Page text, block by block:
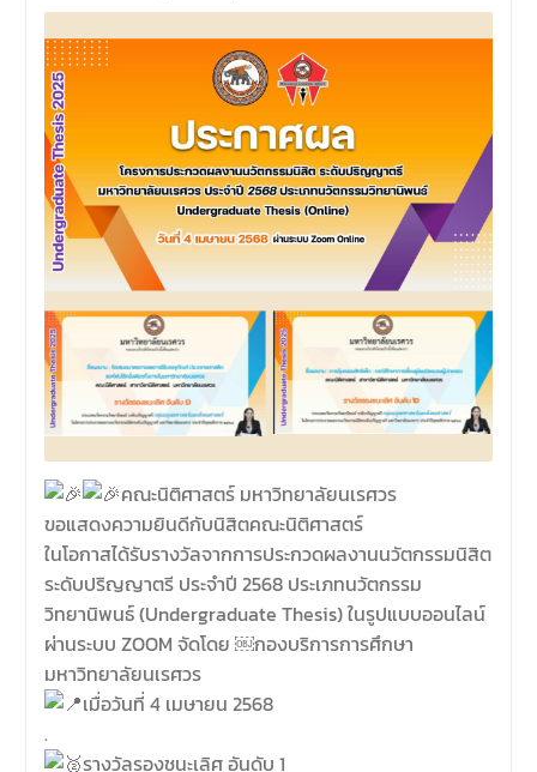
คณะนิติศาสตร์ มหาวิทยาลัยนเรศวร
ขอแสดงความยินดีกับนิสิตคณะนิติศาสตร์
ในโอกาสได้รับรางวัลจากการประกวดผลงานนวัตกรรมนิสิต
ระดับปริญญาตรี ประจำปี 2568 ประเภทนวัตกรรม
วิทยานิพนธ์ (Undergraduate Thesis) ในรูปแบบออนไลน์
ผ่านระบบ ZOOM จัดโดย ￼กองบริการการศึกษา
มหาวิทยาลัยนเรศวร
เมื่อวันที่ 4 เมษายน 2568
.
รางวัลรองชนะเลิศ อันดับ 1